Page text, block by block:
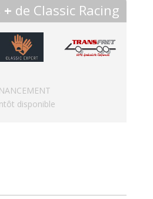
+ de Classic Racing
disponible